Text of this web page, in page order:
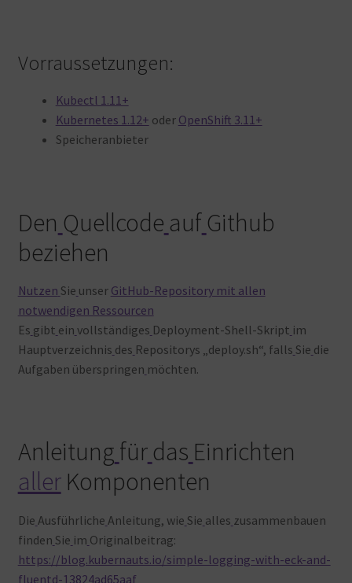
Vorraussetzungen:
Kubectl 1.11+
Kubernetes 1.12+ oder OpenShift 3.11+
Speicheranbieter
Den Quellcode auf Github
beziehen
Nutzen Sie unser GitHub-Repository mit allen
notwendigen Ressourcen
Es gibt ein vollständiges Deployment-Shell-Skript im
Hauptverzeichnis des Repositorys „deploy.sh“, falls Sie die
Aufgaben überspringen möchten.
Anleitung für das Einrichten
allerKomponenten
Die Ausführliche Anleitung, wie Sie alles zusammenbauen
finden Sie im Originalbeitrag:
https://blog.kubernauts.io/simple-logging-with-eck-and-
fluentd-13824ad65aaf